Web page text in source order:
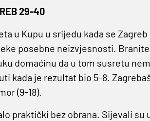
29-40
u Kupu u srijedu kada se
posebne neizvjesnosti.
domaćinu da u tom susretu
kada je rezultat bio 5-8.
(9-18).
praktički bez obrana. Sijevali